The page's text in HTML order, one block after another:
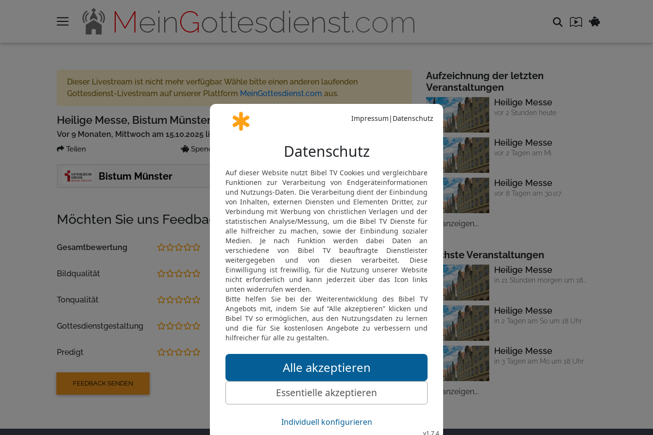
MeinGottesdienst.com
Dieser Livestream ist nicht mehr verfügbar. Wähle bitte einen anderen laufenden
Gottesdienst-Livestream auf unserer Plattform MeinGottesdienst.com aus.
Heilige Messe, Bistum Münster 18:00 - 19:00
Vor 9 Monaten, Mittwoch am 15.10.2025 live gestreamt
Teilen Spenden für MeinGottesdienst.com
Bistum Münster Gemeinde abonnieren
Möchten Sie uns Feedback geben?
Gesamtbewertung
Bildqualität
Tonqualität
Gottesdienstgestaltung
Predigt
Aufzeichnung der letzten
Veranstaltungen
Heilige Messe
vor 2 Stunden heute
Heilige Messe
vor 2 Tagen am Mi
Heilige Messe
vor 8 Tagen am 30.07.
alle anzeigen...
Nächste Veranstaltungen
Heilige Messe
in 21 Stunden morgen um 18
Heilige Messe
in 2 Tagen am So um 18 Uhr
Heilige Messe
in 3 Tagen am Mo um 18 Uhr
alle anzeigen...